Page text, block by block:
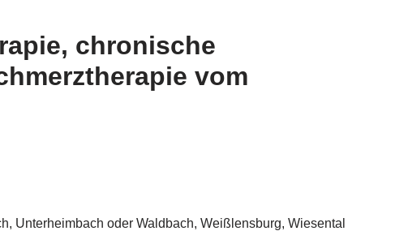
chronische
vom
Unterheimbach oder Waldbach, Weißlensburg, Wiesental